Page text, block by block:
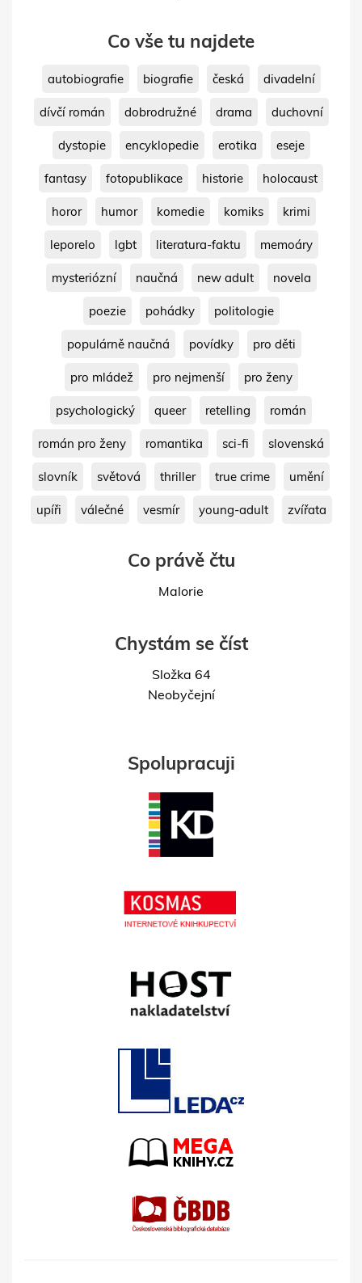
Co vše tu najdete
autobiografie biografie česká divadelní
dívčí román dobrodružné drama duchovní
dystopie encyklopedie erotika eseje
fantasy fotopublikace historie holocaust
horor humor komedie komiks krimi
leporelo lgbt literatura-faktu memoáry
mysteriózní naučná new adult novela
poezie pohádky politologie
populárně naučná povídky pro děti
pro mládež pro nejmenší pro ženy
psychologický queer retelling román
román pro ženy romantika sci-fi slovenská
slovník světová thriller true crime umění
upíři válečné vesmír young-adult zvířata
Co právě čtu
Malorie
Chystám se číst
Složka 64
Neobyčejní
Spolupracuji